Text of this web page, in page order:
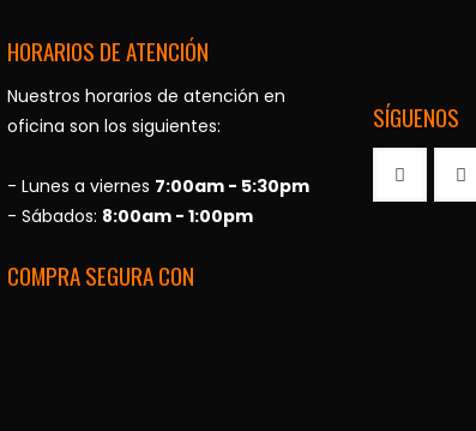
HORARIOS DE ATENCIÓN
Nuestros horarios de atención en
oficina son los siguientes:
- Lunes a viernes 7:00am - 5:30pm
- Sábados: 8:00am - 1:00pm
COMPRA SEGURA CON
SÍGUENOS